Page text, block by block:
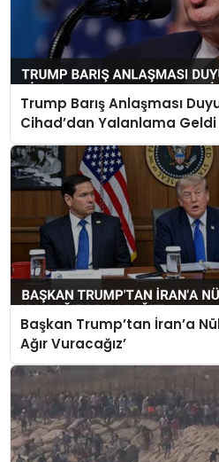
Trump Barış Anlaşması
Cihad’dan Yalanlama Geldi
Başkan Trump’tan İran’a
Ağır Vuracağız’